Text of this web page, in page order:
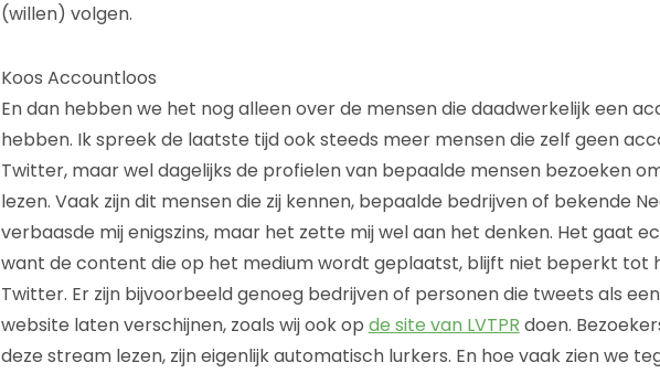
(willen) volgen.
Koos Accountloos
En dan hebben we het nog alleen over de mensen die daadwerkelijk een
hebben. Ik spreek de laatste tijd ook steeds meer mensen die zelf geen
Twitter, maar wel dagelijks de profielen van bepaalde mensen bezoeken
lezen. Vaak zijn dit mensen die zij kennen, bepaalde bedrijven of bekende
verbaasde mij enigszins, maar het zette mij wel aan het denken. Het gaat
want de content die op het medium wordt geplaatst, blijft niet beperkt tot
Twitter. Er zijn bijvoorbeeld genoeg bedrijven of personen die tweets als
website laten verschijnen, zoals wij ook op de site van LVTPR doen.
deze stream lezen, zijn eigenlijk automatisch lurkers. En hoe vaak zien we